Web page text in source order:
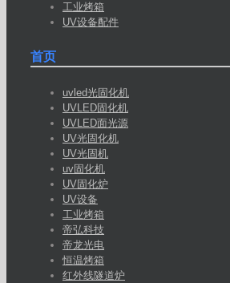
工业烤箱
UV设备配件
首页
uvled光固化机
UVLED固化机
UVLED面光源
UV光固化机
UV光固机
uv固化机
UV固化炉
UV设备
工业烤箱
帝弘科技
帝龙光电
恒温烤箱
红外线隧道炉